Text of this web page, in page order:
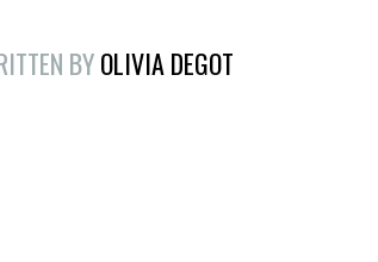
BYOLIVIA DEGOT